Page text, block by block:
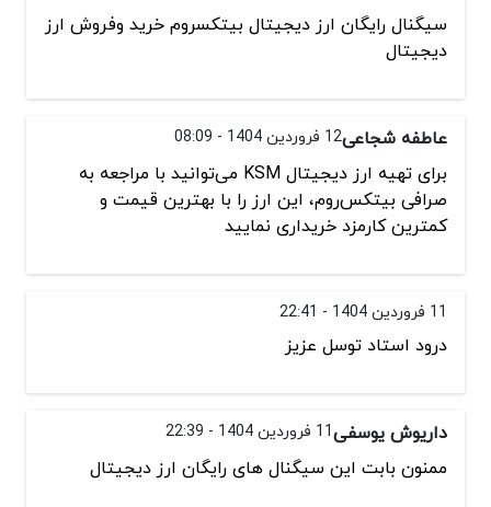
سیگنال رایگان ارز دیجیتال بیتکسروم خرید وفروش ارز
دیجیتال
عاطفه شجاعی12 فروردین 1404 - 08:09
برای تهیه ارز دیجیتال KSM می‌توانید با مراجعه به
صرافی بیتکس‌روم، این ارز را با بهترین قیمت و
کمترین کارمزد خریداری نمایید
11 فروردین 1404 - 22:41
درود استاد توسل عزیز
داریوش یوسفی11 فروردین 1404 - 22:39
ممنون بابت این سیگنال های رایگان ارز دیجیتال